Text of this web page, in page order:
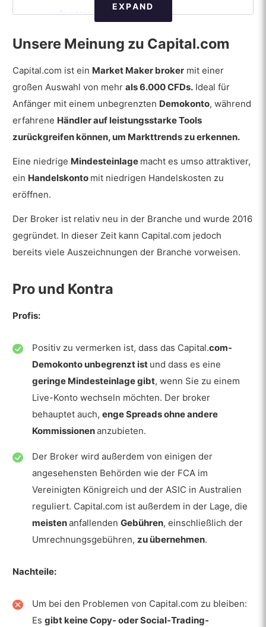
Auszeichnungen
Länder, in denen Capital.com nicht verfügbar
Vorteile
Nachteile
Kontoarten
Demo
CFD-Konto
Aktien-Anlagekonto
Professionelles Konto
Konto Basiswährung
Einzahlungsmethoden
Gebühren für die Einzahlung
Rücknahme
Mindestabzug
Handelsgebühren
Gebühren für Übernachtungen
Nicht-Handels-Gebühren
Nachteile
EXPAND
Unsere Meinung zu Capital.com
Capital.com ist ein Market Maker broker mit einer
großen Auswahl von mehrals 6.000 CFDs. Ideal für
Anfänger mit einem unbegrenzten Demokonto, während
erfahrene Händler auf leistungsstarke Tools
zurückgreifen können, um Markttrends zu erkennen.
Eine niedrige Mindesteinlage macht es umso attraktiver,
ein Handelskonto mit niedrigen Handelskosten zu
eröffnen.
Der Broker ist relativ neu in der Branche und wurde 2016
gegründet. In dieser Zeit kann Capital.com jedoch
bereits viele Auszeichnungen der Branche vorweisen.
Pro und Kontra
Profis:
Positiv zu vermerken ist, dass das Capital.com-
Demokonto unbegrenzt ist und dass es eine
geringe Mindesteinlage gibt, wenn Sie zu einem
Live-Konto wechseln möchten. Der broker
behauptet auch, enge Spreads ohne andere
Kommissionenanzubieten.
Der Broker wird außerdem von einigen der
angesehensten Behörden wie der FCA im
Vereinigten Königreich und der ASIC in Australien
reguliert. Capital.com ist außerdem in der Lage, die
meistenanfallenden Gebühren, einschließlich der
Umrechnungsgebühren, zu übernehmen.
Nachteile:
Um bei den Problemen von Capital.com zu bleiben:
Es gibt keine Copy- oder Social-Trading-